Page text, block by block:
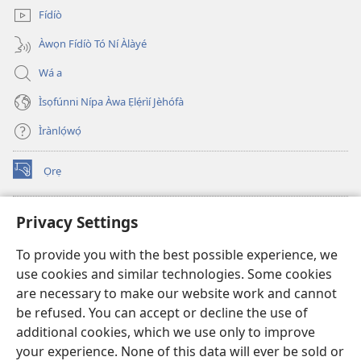
Privacy Settings
To provide you with the best possible experience, we
use cookies and similar technologies. Some cookies
are necessary to make our website work and cannot
be refused. You can accept or decline the use of
additional cookies, which we use only to improve
your experience. None of this data will ever be sold or
Fídíò
Àwọn Fídíò Tó Ní Àlàyé
Wá a
Ìsọfúnni Nípa Àwa Ẹlẹ́rìí Jèhófà
Ìrànlọ́wọ́
Ọrẹ
(opens
new
ÀKÁ ÌWÉ ORÍ ÍŃTÁNẸ́Ẹ̀TÌ TI Watchtower™
(opens
window)JW Hub
(opens
new
window)JW Library
Watchtower Library ®